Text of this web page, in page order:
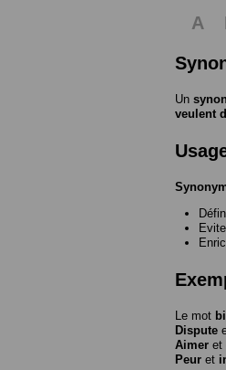
A
Un
veulent
Le mot
Dispute
Aimer et
Peur et